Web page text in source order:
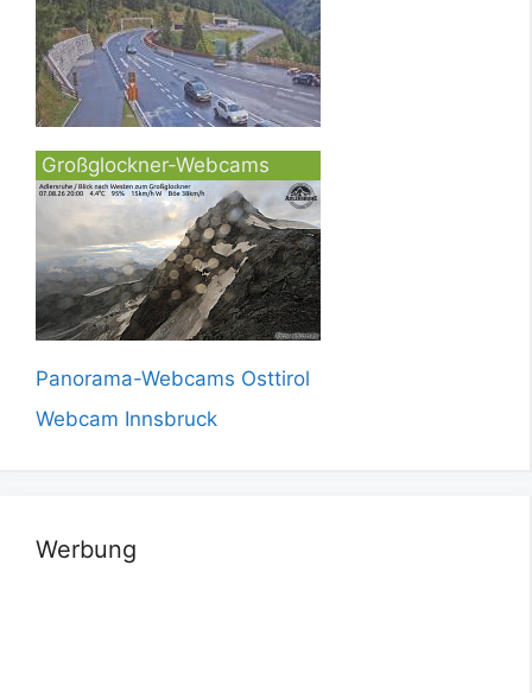
Großglockner-Webcams
Panorama-Webcams Osttirol
Webcam Innsbruck
Werbung